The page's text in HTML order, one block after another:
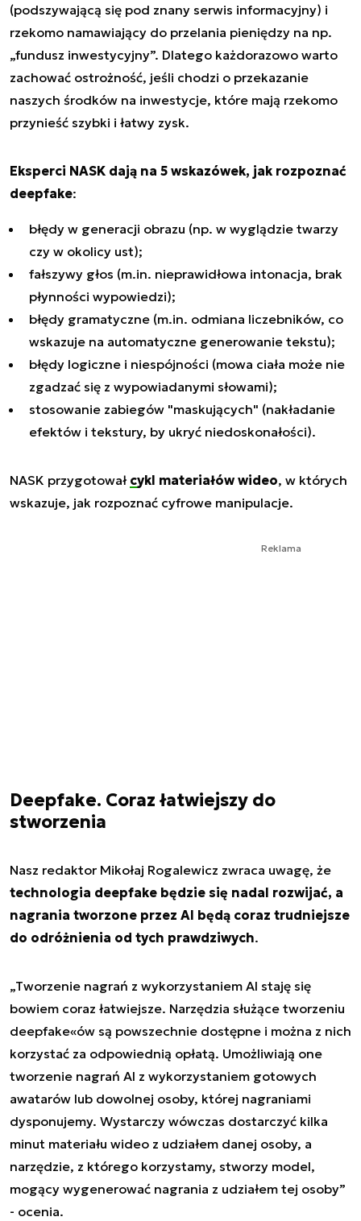
(podszywającą się pod znany serwis informacyjny) i
rzekomo namawiający do przelania pieniędzy na np.
„fundusz inwestycyjny”. Dlatego każdorazowo warto
zachować ostrożność, jeśli chodzi o przekazanie
naszych środków na inwestycje, które mają rzekomo
przynieść szybki i łatwy zysk.
Eksperci NASK dają na 5 wskazówek, jak rozpoznać
deepfake:
błędy w generacji obrazu (np. w wyglądzie twarzy
czy w okolicy ust);
fałszywy głos (m.in. nieprawidłowa intonacja, brak
płynności wypowiedzi);
błędy gramatyczne (m.in. odmiana liczebników, co
wskazuje na automatyczne generowanie tekstu);
błędy logiczne i niespójności (mowa ciała może nie
zgadzać się z wypowiadanymi słowami);
stosowanie zabiegów "maskujących" (nakładanie
efektów i tekstury, by ukryć niedoskonałości).
NASK przygotował cykl materiałów wideo, w których
wskazuje, jak rozpoznać cyfrowe manipulacje.
Reklama
Deepfake. Coraz łatwiejszy do
stworzenia
Nasz redaktor Mikołaj Rogalewicz zwraca uwagę, że
technologia deepfake będzie się nadal rozwijać, a
nagrania tworzone przez AI będą coraz trudniejsze
do odróżnienia od tych prawdziwych.
„Tworzenie nagrań z wykorzystaniem AI staję się
bowiem coraz łatwiejsze. Narzędzia służące tworzeniu
deepfake«ów są powszechnie dostępne i można z nich
korzystać za odpowiednią opłatą. Umożliwiają one
tworzenie nagrań AI z wykorzystaniem gotowych
awatarów lub dowolnej osoby, której nagraniami
dysponujemy. Wystarczy wówczas dostarczyć kilka
minut materiału wideo z udziałem danej osoby, a
narzędzie, z którego korzystamy, stworzy model,
mogący wygenerować nagrania z udziałem tej osoby”
- ocenia.